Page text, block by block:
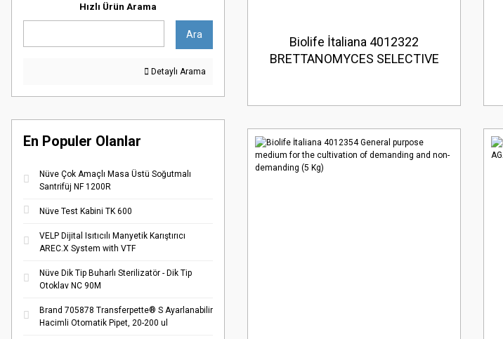
Hızlı Ürün Arama
Ara
Detaylı Arama
En Populer Olanlar
Nüve Çok Amaçlı Masa Üstü Soğutmalı
Santrifüj NF 1200R
Nüve Test Kabini TK 600
VELP Dijital Isıtıcılı Manyetik Karıştırıcı
AREC.X System with VTF
Nüve Dik Tip Buharlı Sterilizatör - Dik Tip
Otoklav NC 90M
Brand 705878 Transferpette® S Ayarlanabilir
Hacimli Otomatik Pipet, 20-200 ul
Biolife İtaliana 4012322
BRETTANOMYCES SELECTIVE